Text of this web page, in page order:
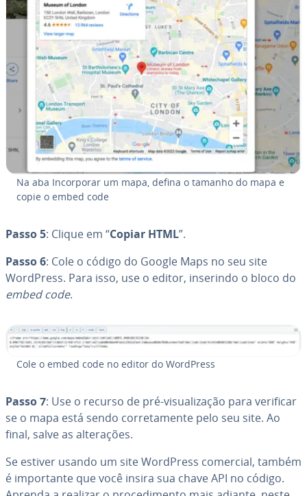
Na aba In­cor­po­rar um mapa, defina o tamanho do mapa e
copie o embed code
Passo 5: Clique em “Copiar HTML”.
Passo 6: Cole o código do Google Maps no seu site
WordPress. Para isso, use o editor, inserindo o bloco do
embed code.
Cole o embed code no editor do WordPress
Passo 7: Use o recurso de pré-vi­su­a­li­za­ção para verificar
se o mapa está sendo cor­re­ta­mente pelo seu site. Ao
final, salve as al­te­ra­ções.
Se estiver usando um site WordPress comercial, também
é im­por­tante que você insira sua chave API no código.